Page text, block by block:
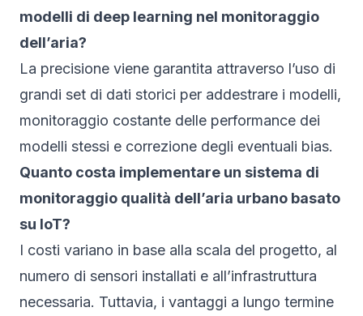
modelli di deep learning nel monitoraggio
dell’aria?
La precisione viene garantita attraverso l’uso di
grandi set di dati storici per addestrare i modelli,
monitoraggio costante delle performance dei
modelli stessi e correzione degli eventuali bias.
Quanto costa implementare un sistema di
monitoraggio qualità dell’aria urbano basato
su IoT?
I costi variano in base alla scala del progetto, al
numero di sensori installati e all’infrastruttura
necessaria. Tuttavia, i vantaggi a lungo termine